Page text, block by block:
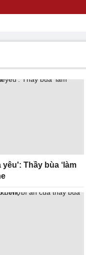
yêu': Thầy bùa ‘làm